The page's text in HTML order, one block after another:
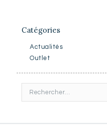
Catégories
Actualités
Outlet